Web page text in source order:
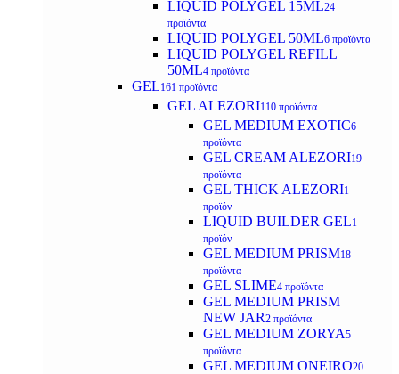
LIQUID POLYGEL 15ML24
προϊόντα
LIQUID POLYGEL 50ML6 προϊόντα
LIQUID POLYGEL REFILL
50ML4 προϊόντα
GEL161 προϊόντα
GEL ALEZORI110 προϊόντα
GEL MEDIUM EXOTIC6
προϊόντα
GEL CREAM ALEZORI19
προϊόντα
GEL THICK ALEZORI1
προϊόν
LIQUID BUILDER GEL1
προϊόν
GEL MEDIUM PRISM18
προϊόντα
GEL SLIME4 προϊόντα
GEL MEDIUM PRISM
NEW JAR2 προϊόντα
GEL MEDIUM ZORYA5
προϊόντα
GEL MEDIUM ONEIRO20